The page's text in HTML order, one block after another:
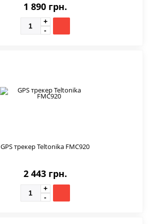
1 890 грн.
GPS трекер Teltonika FMC920
2 443 грн.